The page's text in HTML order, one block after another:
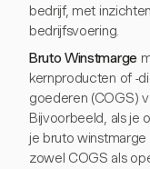
bedrijf, met
bedrijfsvoering.
Bruto Winstmarge
kernproducten of -
goederen (COGS)
Bijvoorbeeld, als je
je bruto winstmarge
zowel COGS als